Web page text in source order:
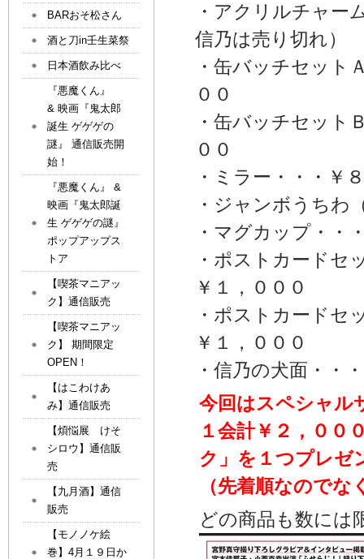
・アクリルチャー
信乃は売り切れ）
・缶バッチセット
００
・缶バッチセット
００
・ミラー・・・￥
・ジャンボうちわ
・マグカップ・・
・ポストカードセ
￥１，０００
・ポストカードセ
￥１，０００
・信乃の犬面・・
今回はスペシャル
１会計￥２，００
ク」を１つプレゼ
（先着順なので
どの商品も数には
BARおそ松さん
酒と刀in壬生菜祭
日本酒飲み比べ
『悪魔くん』
& 映画『鬼太郎
誕生 ゲゲゲの
謎』 通信販売開
始！
『悪魔くん』 &
映画『鬼太郎誕
生 ゲゲゲの謎』
ポップアップス
トア
【喫茶マニアッ
ク】通信販売
【喫茶マニアッ
ク】 期間限定
OPEN！
【はこわけあ
み】通信販売
【煩悩展 けそ
シロウ】通信販
売
【九月酒】通信
販売
【モノノケ絵
巻】4月１９日か